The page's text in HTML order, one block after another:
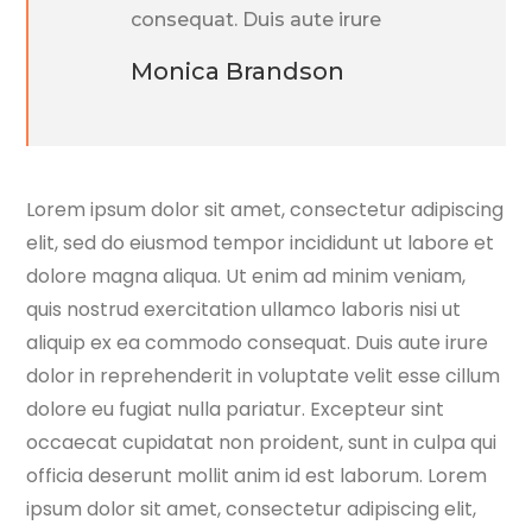
consequat. Duis aute irure
Monica Brandson
Lorem ipsum dolor sit amet, consectetur adipiscing
elit, sed do eiusmod tempor incididunt ut labore et
dolore magna aliqua. Ut enim ad minim veniam,
quis nostrud exercitation ullamco laboris nisi ut
aliquip ex ea commodo consequat. Duis aute irure
dolor in reprehenderit in voluptate velit esse cillum
dolore eu fugiat nulla pariatur. Excepteur sint
occaecat cupidatat non proident, sunt in culpa qui
officia deserunt mollit anim id est laborum. Lorem
ipsum dolor sit amet, consectetur adipiscing elit,